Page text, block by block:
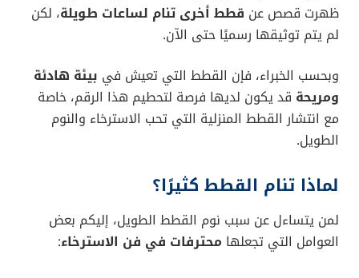
ظهرت قصص عن قطط أخرى تنام لساعات طويلة، لكن
لم يتم توثيقها رسميًا حتى الآن.
وبحسب الخبراء، فإن القطط التي تعيش في بيئة هادئة
ومريحة قد يكون لديها فرصة لتحطيم هذا الرقم، خاصة
مع انتشار القطط المنزلية التي تحب الاسترخاء والنوم
الطويل.
لماذا تنام القطط كثيرًا؟
لمن يتساءل عن سبب نوم القطط الطويل، إليكم بعض
العوامل التي تجعلها محترفات في فن الاسترخاء: